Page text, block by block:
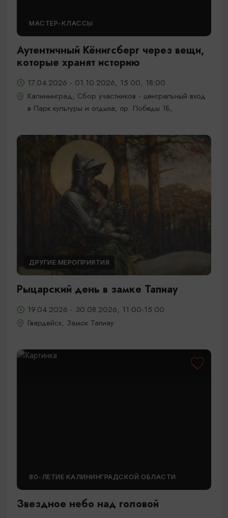
МАСТЕР-КЛАССЫ
Аутентичный Кёнигсберг через вещи,
которые хранят историю
17.04.2026 - 01.10.2026, 15:00, 18:00
Калининград, Сбор участников - центральный вход
в Парк культуры и отдыха, пр. Победы 1Б,
ДРУГИЕ МЕРОПРИЯТИЯ
Рыцарский день в замке Тапиау
19.04.2026 - 30.08.2026, 11:00-15:00
Гвардейск, Замок Тапиау
80-ЛЕТИЕ КАЛИНИНГРАДСКОЙ ОБЛАСТИ
Звездное небо над головой